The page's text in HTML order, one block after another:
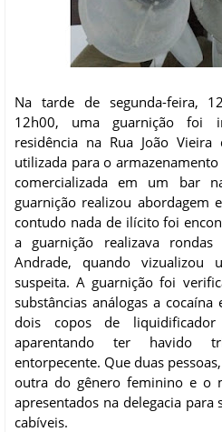
Na tarde de segunda-feira,
12h00, uma guarnição foi
residência na Rua João
utilizada para o
comercializada em um bar
guarnição realizou abordagem
contudo nada de ilícito foi
a guarnição realizava
Andrade, quando vizualizou
suspeita. A guarnição foi
substâncias análogas a
dois copos de
aparentando ter havido
entorpecente. Que duas
outra do gênero feminino e o
apresentados na delegacia
cabíveis.